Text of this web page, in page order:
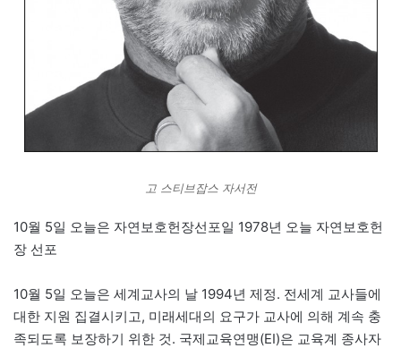
고 스티브잡스 자서전
10월 5일 오늘은 자연보호헌장선포일 1978년 오늘 자연보호헌
장 선포
10월 5일 오늘은 세계교사의 날 1994년 제정. 전세계 교사들에
대한 지원 집결시키고, 미래세대의 요구가 교사에 의해 계속 충
족되도록 보장하기 위한 것. 국제교육연맹(EI)은 교육계 종사자